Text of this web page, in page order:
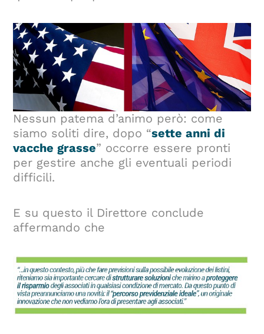
Nessun patema d’animo però: come
siamo soliti dire, dopo “sette anni di
vacche grasse” occorre essere pronti
per gestire anche gli eventuali periodi
difficili.
E su questo il Direttore conclude
affermando che